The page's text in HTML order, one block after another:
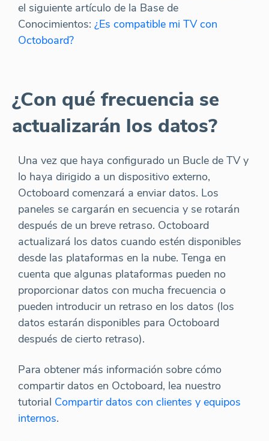
el siguiente artículo de la Base de
Conocimientos: ¿Es compatible mi TV con
Octoboard?
¿Con qué frecuencia se
actualizarán los datos?
Una vez que haya configurado un Bucle de TV y
lo haya dirigido a un dispositivo externo,
Octoboard comenzará a enviar datos. Los
paneles se cargarán en secuencia y se rotarán
después de un breve retraso. Octoboard
actualizará los datos cuando estén disponibles
desde las plataformas en la nube. Tenga en
cuenta que algunas plataformas pueden no
proporcionar datos con mucha frecuencia o
pueden introducir un retraso en los datos (los
datos estarán disponibles para Octoboard
después de cierto retraso).
Para obtener más información sobre cómo
compartir datos en Octoboard, lea nuestro
tutorial Compartir datos con clientes y equipos
internos.